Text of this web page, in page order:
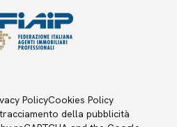
PolicyCookies Policy
della pubblicità